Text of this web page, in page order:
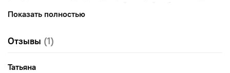
Показать полностью
Отзывы (1)
Татьяна